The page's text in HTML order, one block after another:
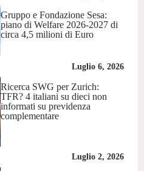
Gruppo e Fondazione Sesa:
piano di Welfare 2026-2027 di
circa 4,5 milioni di Euro
Luglio 6, 2026
Ricerca SWG per Zurich:
TFR? 4 italiani su dieci non
informati su previdenza
complementare
Luglio 2, 2026